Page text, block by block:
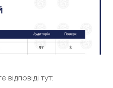
тут: